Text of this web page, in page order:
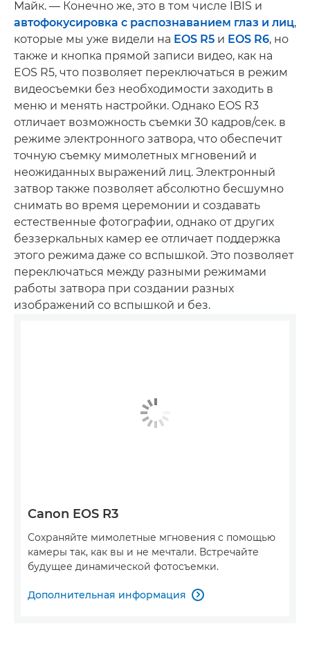
Майк. — Конечно же, это в том числе IBIS и
автофокусировка с распознаванием глаз и лиц,
которые мы уже видели на EOS R5 и EOS R6, но
также и кнопка прямой записи видео, как на
EOS R5, что позволяет переключаться в режим
видеосъемки без необходимости заходить в
меню и менять настройки. Однако EOS R3
отличает возможность съемки 30 кадров/сек. в
режиме электронного затвора, что обеспечит
точную съемку мимолетных мгновений и
неожиданных выражений лиц. Электронный
затвор также позволяет абсолютно бесшумно
снимать во время церемонии и создавать
естественные фотографии, однако от других
беззеркальных камер ее отличает поддержка
этого режима даже со вспышкой. Это позволяет
переключаться между разными режимами
работы затвора при создании разных
изображений со вспышкой и без.
Canon EOS R3
Сохраняйте мимолетные мгновения с помощью
камеры так, как вы и не мечтали. Встречайте
будущее динамической фотосъемки.
Дополнительная информация 